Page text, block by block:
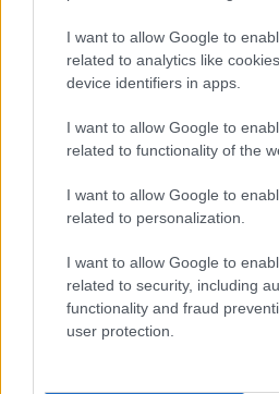
I want to allow Google to
related to analytics like
device identifiers in apps.
I want to allow Google to
related to functionality of the
I want to allow Google to
related to personalization.
I want to allow Google to
related to security, including
functionality and fraud
user protection.